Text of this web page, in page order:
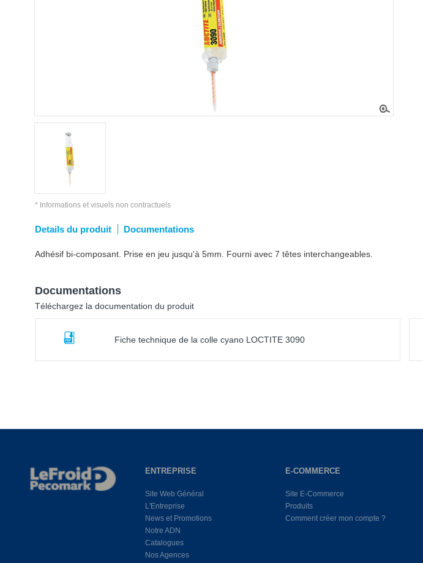
* Informations et visuels non contractuels
Details du produit Documentations
Adhésif bi-composant. Prise en jeu jusqu'à 5mm. Fourni avec 7 têtes interchangeables.
Documentations
Téléchargez la documentation du produit
Fiche technique de la colle cyano LOCTITE 3090
ENTREPRISE
Site Web Général
L'Entreprise
News et Promotions
Notre ADN
Catalogues
Nos Agences
E-COMMERCE
Site E-Commerce
Produits
Comment créer mon compte ?